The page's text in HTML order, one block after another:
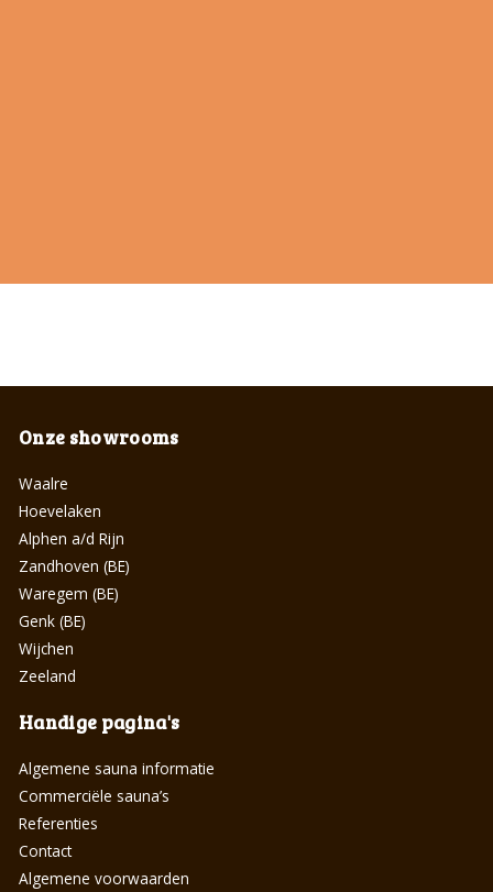
Onze showrooms
Waalre
Hoevelaken
Alphen a/d Rijn
Zandhoven (BE)
Waregem (BE)
Genk (BE)
Wijchen
Zeeland
Handige pagina's
Algemene sauna informatie
Commerciële sauna’s
Referenties
Contact
Algemene voorwaarden